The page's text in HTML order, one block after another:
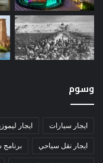
وسوم
ايجار سيارات ايجار
ايجار نقل سياحي